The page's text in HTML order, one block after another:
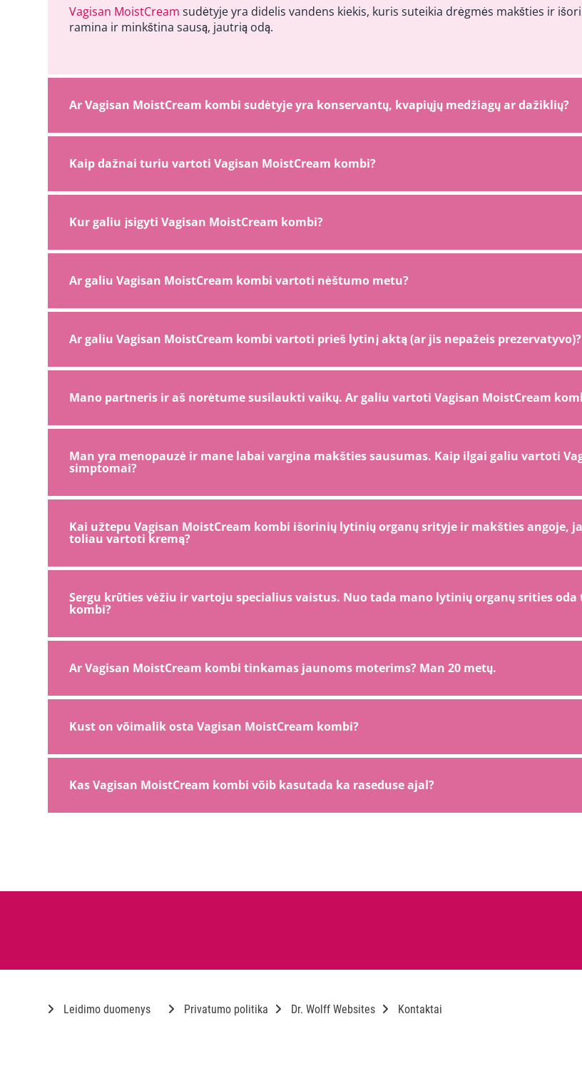
Vagisan MoistCream sudėtyje yra didelis vandens kiekis, kuris suteikia drėgmės makšties ir
ramina ir minkština sausą, jautrią odą.
Ar Vagisan MoistCream kombi sudėtyje yra konservantų, kvapiųjų medžiagų ar dažiklių?
Kaip dažnai turiu vartoti Vagisan MoistCream kombi?
Kur galiu įsigyti Vagisan MoistCream kombi?
Ar galiu Vagisan MoistCream kombi vartoti nėštumo metu?
Ar galiu Vagisan MoistCream kombi vartoti prieš lytinį aktą (ar jis nepažeis prezervatyvo)?
Mano partneris ir aš norėtume susilaukti vaikų. Ar galiu vartoti Vagisan MoistCream
Man yra menopauzė ir mane labai vargina makšties sausumas. Kaip ilgai galiu vartoti
simptomai?
Kai užtepu Vagisan MoistCream kombi išorinių lytinių organų srityje ir makšties angoje,
toliau vartoti kremą?
Sergu krūties vėžiu ir vartoju specialius vaistus. Nuo tada mano lytinių organų srities
kombi?
Ar Vagisan MoistCream kombi tinkamas jaunoms moterims? Man 20 metų.
Kust on võimalik osta Vagisan MoistCream kombi?
Kas Vagisan MoistCream kombi võib kasutada ka raseduse ajal?
Leidimo duomenys Privatumo politika Dr. Wolff Websites Kontaktai